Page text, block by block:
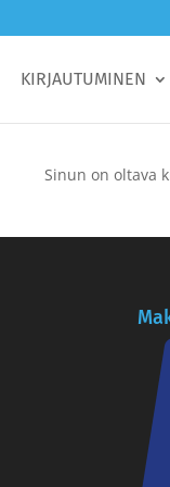
KIRJAUTUMINEN
Sinun on oltava